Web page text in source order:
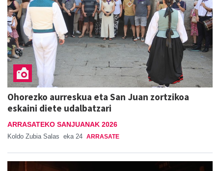
Ohorezko aurreskua eta San Juan zortzikoa
eskaini diete udalbatzari
ARRASATEKO SANJUANAK 2026
Koldo Zubia Salas eka 24 ARRASATE